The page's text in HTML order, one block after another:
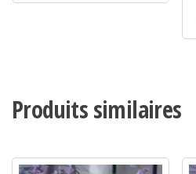
Produits similaires